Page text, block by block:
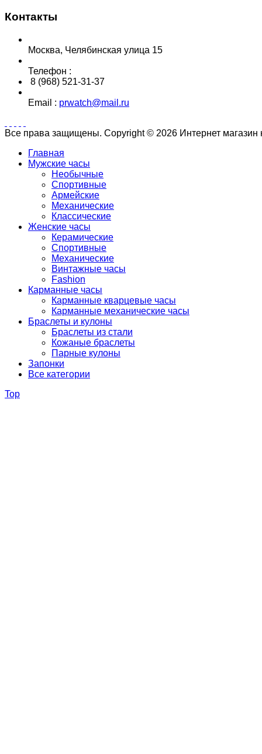
Контакты
Москва, Челябинская улица 15
Телефон :
8 (968) 521-31-37
Email : prwatch@mail.ru
Все права защищены. Copyright © 2026 Интернет магазин
Главная
Мужские часы
Необычные
Спортивные
Армейские
Механические
Классические
Женские часы
Керамические
Спортивные
Механические
Винтажные часы
Fashion
Карманные часы
Карманные кварцевые часы
Карманные механические часы
Браслеты и кулоны
Браслеты из стали
Кожаные браслеты
Парные кулоны
Запонки
Все категории
Top